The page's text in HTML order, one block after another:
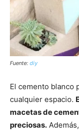
Fuente: diy
El cemento blanco
cualquier espacio.
macetas de
preciosas.